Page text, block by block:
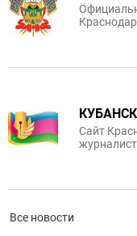
Сайт
Все новости